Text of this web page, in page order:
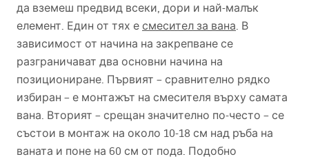
да вземеш предвид всеки, дори и най-малък
елемент. Един от тях е смесител за вана. В
зависимост от начина на закрепване се
разграничават два основни начина на
позициониране. Първият – сравнително рядко
избиран – е монтажът на смесителя върху самата
вана. Вторият – срещан значително по-често – се
състои в монтаж на около 10-18 см над ръба на
ваната и поне на 60 см от пода. Подобно